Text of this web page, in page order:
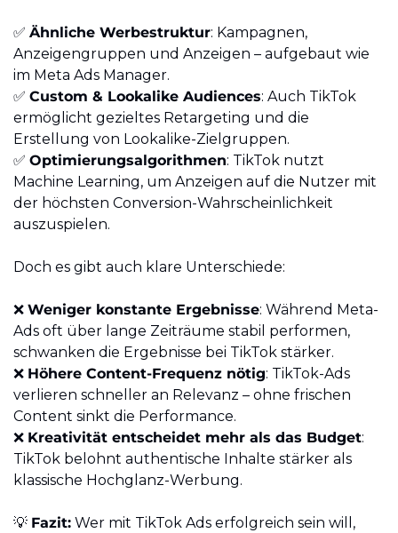
✅ Ähnliche Werbestruktur: Kampagnen,
Anzeigengruppen und Anzeigen – aufgebaut wie
im Meta Ads Manager.
✅ Custom & Lookalike Audiences: Auch TikTok
ermöglicht gezieltes Retargeting und die
Erstellung von Lookalike-Zielgruppen.
✅ Optimierungsalgorithmen: TikTok nutzt
Machine Learning, um Anzeigen auf die Nutzer mit
der höchsten Conversion-Wahrscheinlichkeit
auszuspielen.
Doch es gibt auch klare Unterschiede:
❌ Weniger konstante Ergebnisse: Während Meta-
Ads oft über lange Zeiträume stabil performen,
schwanken die Ergebnisse bei TikTok stärker.
❌ Höhere Content-Frequenz nötig: TikTok-Ads
verlieren schneller an Relevanz – ohne frischen
Content sinkt die Performance.
❌ Kreativität entscheidet mehr als das Budget:
TikTok belohnt authentische Inhalte stärker als
klassische Hochglanz-Werbung.
💡 Fazit: Wer mit TikTok Ads erfolgreich sein will,